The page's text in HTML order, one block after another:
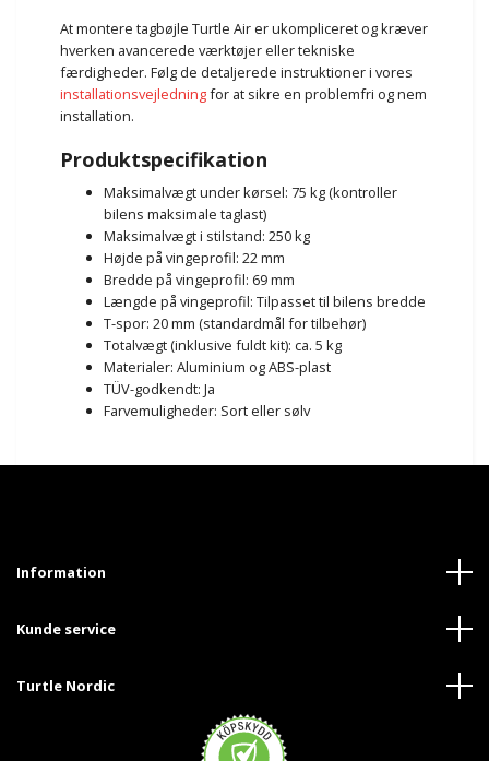
At montere tagbøjle Turtle Air er ukompliceret og kræver
hverken avancerede værktøjer eller tekniske
færdigheder. Følg de detaljerede instruktioner i vores
installationsvejledningfor at sikre en problemfri og nem
installation.
Produktspecifikation
Maksimalvægt under kørsel: 75 kg (kontroller
bilens maksimale taglast)
Maksimalvægt i stilstand: 250 kg
Højde på vingeprofil: 22 mm
Bredde på vingeprofil: 69 mm
Længde på vingeprofil: Tilpasset til bilens bredde
T-spor: 20 mm (standardmål for tilbehør)
Totalvægt (inklusive fuldt kit): ca. 5 kg
Materialer: Aluminium og ABS-plast
TÜV-godkendt: Ja
Farvemuligheder: Sort eller sølv
Information
Kunde service
Turtle Nordic